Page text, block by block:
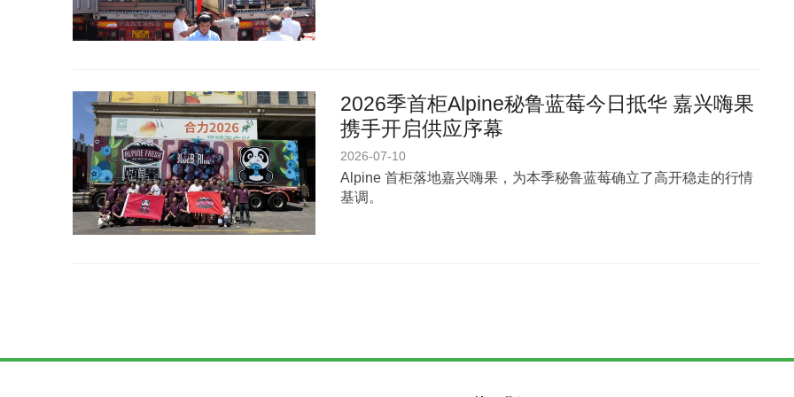
2026季首柜Alpine秘鲁蓝莓今日抵华 嘉兴嗨果
携手开启供应序幕
2026-07-10
Alpine 首柜落地嘉兴嗨果，为本季秘鲁蓝莓确立了高开稳走的行情
基调。